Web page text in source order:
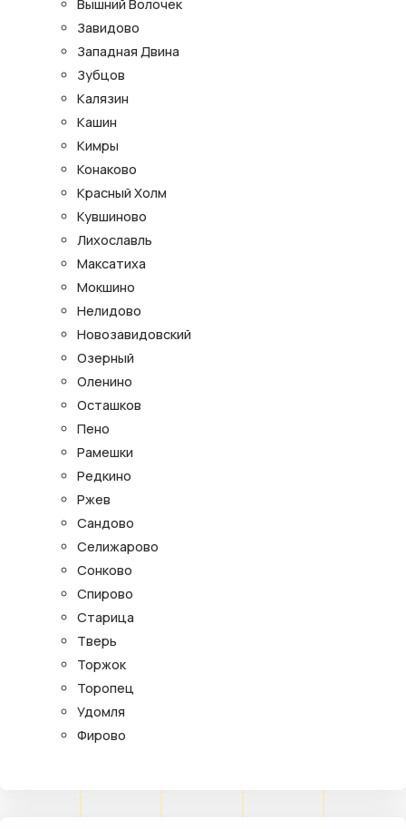
Вышний Волочек
Завидово
Западная Двина
Зубцов
Калязин
Кашин
Кимры
Конаково
Красный Холм
Кувшиново
Лихославль
Максатиха
Мокшино
Нелидово
Новозавидовский
Озерный
Оленино
Осташков
Пено
Рамешки
Редкино
Ржев
Сандово
Селижарово
Сонково
Спирово
Старица
Тверь
Торжок
Торопец
Удомля
Фирово